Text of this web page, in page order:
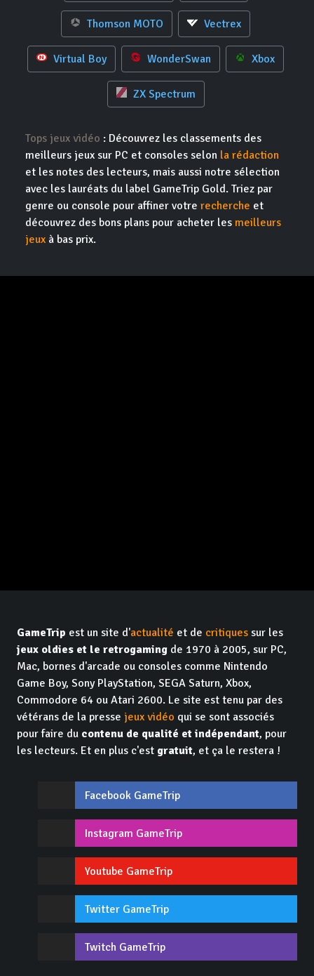
Thomson MOTO Vectrex
Virtual Boy WonderSwan Xbox
ZX Spectrum
Tops jeux vidéo : Découvrez les classements des
meilleurs jeux sur PC et consoles selon la rédaction
et les notes des lecteurs, mais aussi notre sélection
avec les lauréats du label GameTrip Gold. Triez par
genre ou console pour affiner votre recherche et
découvrez des bons plans pour acheter les meilleurs
jeux à bas prix.
GameTrip est un site d'actualité et de critiques sur les
jeux oldies et le retrogaming de 1970 à 2005, sur PC,
Mac, bornes d'arcade ou consoles comme Nintendo
Game Boy, Sony PlayStation, SEGA Saturn, Xbox,
Commodore 64 ou Atari 2600. Le site est tenu par des
vétérans de la presse jeux vidéo qui se sont associés
pour faire du contenu de qualité et indépendant, pour
les lecteurs. Et en plus c'est gratuit, et ça le restera !
Facebook GameTrip
Instagram GameTrip
Youtube GameTrip
Twitter GameTrip
Twitch GameTrip